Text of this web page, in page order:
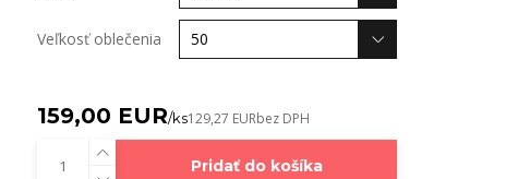
Veľkosť oblečenia
159,00 EUR/ks129,27 EURbez DPH
Pridať do košíka